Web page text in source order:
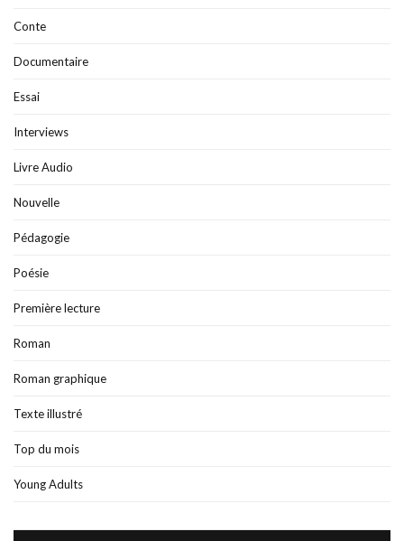
Conte
Documentaire
Essai
Interviews
Livre Audio
Nouvelle
Pédagogie
Poésie
Première lecture
Roman
Roman graphique
Texte illustré
Top du mois
Young Adults